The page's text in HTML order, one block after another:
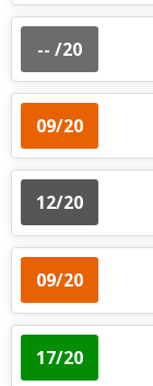
-- /20
09/20
12/20
09/20
17/20